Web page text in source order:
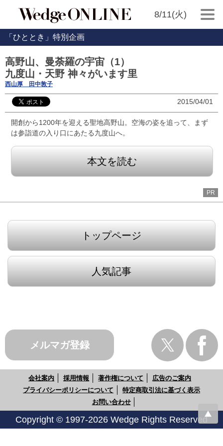
8/11(火)
「ひととき」特別企画
高野山、曼荼羅の宇宙（1）
九度山・天野 神々がいます里
西山厚 田中敦子
2015/04/01
開創から1200年を迎える聖地高野山。空海の姿を追って、まず
は参詣道の入り口にあたる九度山へ。
本文を読む
PR
トップページ
人気記事
メルマガ登録
会社案内 採用情報 著作権について
広告のご案内
プライバシーポリシーについて
特定商取引法に基づく表示
お問い合わせ
Copyright © 1997-2026 Wedge Rights Reserved